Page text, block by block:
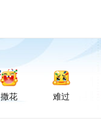
撒花 难过